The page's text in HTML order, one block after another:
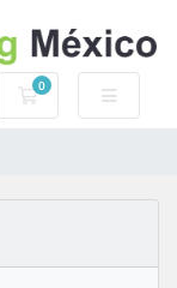
0
Handlevogn